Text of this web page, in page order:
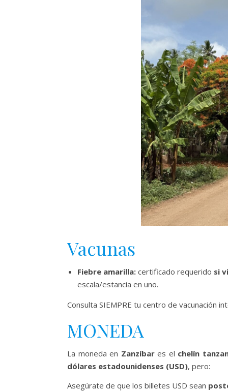
Vacunas
Fiebre amarilla: certificado requerido si
escala/estancia en uno.
Consulta SIEMPRE tu centro de vacunación
MONEDA
La moneda en Zanzíbares el chelín
dólares estadounidenses (USD), pero:
Asegúrate de que los billetes USD sean